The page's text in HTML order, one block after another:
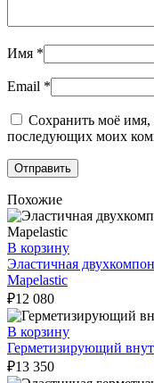
Имя *
Email *
Сохранить моё имя,
последующих моих
Похожие
В корзину
Эластичная
Mapelastic
₽12 080
В корзину
Герметизирующий
₽13 350